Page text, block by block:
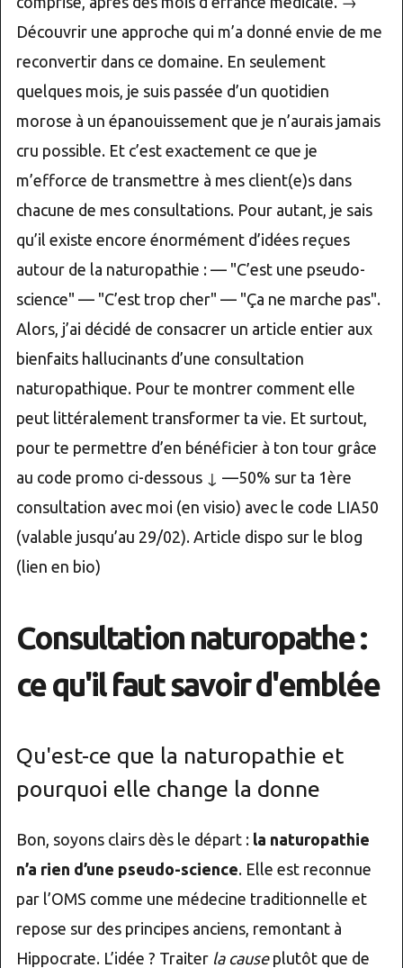
Découvrir une approche qui m’a donné envie de me
reconvertir dans ce domaine. En seulement
quelques mois, je suis passée d’un quotidien
morose à un épanouissement que je n’aurais jamais
cru possible. Et c’est exactement ce que je
m’efforce de transmettre à mes client(e)s dans
chacune de mes consultations. Pour autant, je sais
qu’il existe encore énormément d’idées reçues
autour de la naturopathie : — "C’est une pseudo-
science" — "C’est trop cher" — "Ça ne marche pas".
Alors, j’ai décidé de consacrer un article entier aux
bienfaits hallucinants d’une consultation
naturopathique. Pour te montrer comment elle
peut littéralement transformer ta vie. Et surtout,
pour te permettre d’en bénéficier à ton tour grâce
au code promo ci-dessous ↓ —50% sur ta 1ère
consultation avec moi (en visio) avec le code LIA50
(valable jusqu’au 29/02). Article dispo sur le blog
(lien en bio)
Consultation naturopathe :
ce qu'il faut savoir d'emblée
Qu'est-ce que la naturopathie et
pourquoi elle change la donne
Bon, soyons clairs dès le départ : la naturopathie
n’a rien d’une pseudo-science. Elle est reconnue
par l’OMS comme une médecine traditionnelle et
repose sur des principes anciens, remontant à
Hippocrate. L’idée ? Traiter la causeplutôt que de